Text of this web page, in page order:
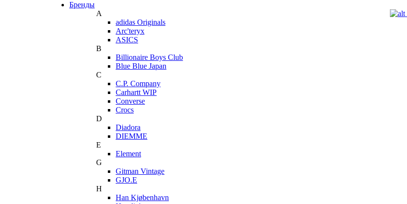
Бренды
A
adidas Originals
Arc'teryx
ASICS
B
Billionaire Boys Club
Blue Blue Japan
C
C.P. Company
Carhartt WIP
Converse
Crocs
D
Diadora
DIEMME
E
Element
G
Gitman Vintage
GJO.E
H
Han Kjøbenhavn